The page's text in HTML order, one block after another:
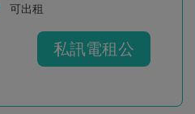
可出租
私訊電租公